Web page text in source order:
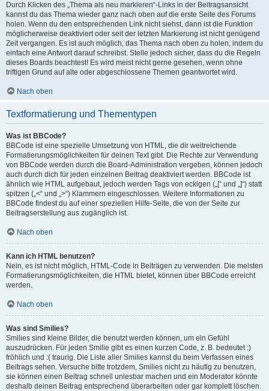
Durch Klicken des „Thema als neu markieren“-Links in der Beitragsansicht
kannst du das Thema wieder ganz nach oben auf die erste Seite des Forums
holen. Wenn du den entsprechenden Link nicht siehst, dann ist die Funktion
möglicherweise deaktiviert oder seit der letzten Markierung ist nicht genügend
Zeit vergangen. Es ist auch möglich, das Thema nach oben zu holen, indem du
einfach eine Antwort darauf schreibst. Stelle jedoch sicher, dass du die Regeln
dieses Boards beachtest! Es wird meist nicht gerne gesehen, wenn ohne
triftigen Grund auf alte oder abgeschlossene Themen geantwortet wird.
Nach oben
Textformatierung und Thementypen
Was ist BBCode?
BBCode ist eine spezielle Umsetzung von HTML, die dir weitreichende
Formatierungsmöglichkeiten für deinen Text gibt. Die Rechte zur Verwendung
von BBCode werden durch die Board-Administration vergeben, können jedoch
auch durch dich für jeden einzelnen Beitrag deaktiviert werden. BBCode ist
ähnlich wie HTML aufgebaut, jedoch werden Tags von eckigen („[“ und „]“) statt
spitzen („<“ und „>“) Klammern eingeschlossen. Weitere Informationen zu
BBCode findest du auf einer speziellen Hilfe-Seite, die von der Seite zur
Beitragserstellung aus zugänglich ist.
Nach oben
Kann ich HTML benutzen?
Nein, es ist nicht möglich, HTML-Code in Beiträgen zu verwenden. Die meisten
Formatierungsmöglichkeiten, die HTML bietet, können über BBCode erreicht
werden.
Nach oben
Was sind Smilies?
Smilies sind kleine Bilder, die benutzt werden können, um ein Gefühl
auszudrücken. Für jeden Smilie gibt es einen kurzen Code, z. B. bedeutet :)
fröhlich und :( traurig. Die Liste aller Smilies kannst du beim Verfassen eines
Beitrags sehen. Versuche bitte trotzdem, Smilies nicht zu häufig zu benutzen,
sie können einen Beitrag schnell unlesbar machen und ein Moderator könnte
deshalb deinen Beitrag entsprechend überarbeiten oder gar komplett löschen.